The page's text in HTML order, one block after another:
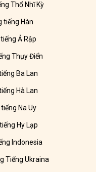
Thổ Nhĩ Kỳ
tiếng Hàn
Ả Rập
Thụy Điển
Ba Lan
Hà Lan
Na Uy
Hy Lạp
Indonesia
Tiếng Ukraina